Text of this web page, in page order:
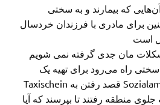
که بیمارند و به سختی
برای مادری با فرزندان خردسال
راه می‌رود برای تهیه یک
Taxischein قصد رفتن به Sozialamt را داشت.خانم هایی مه
منطقه رفتند تا بپرسند که آیا